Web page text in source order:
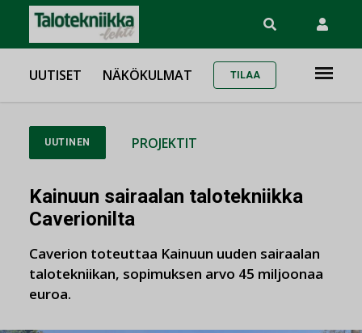
UUTISET NÄKÖKULMAT TILAA
UUTINEN PROJEKTIT
Kainuun sairaalan talotekniikka
Caverionilta
Caverion toteuttaa Kainuun uuden sairaalan
talotekniikan, sopimuksen arvo 45 miljoonaa
euroa.